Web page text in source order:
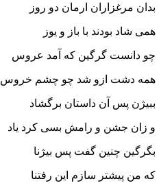
بدان مرغزاران ارمان دو روز
همى شاد بودند با باز و یوز
چو دانست گرگین که آمد عروس
همه دشت ازو شد چو چشم خروس‏
ببیژن پس آن داستان برگشاد
و زان جشن و رامش بسى کرد یاد
بگرگین چنین گفت پس بیژنا
که من پیشتر سازم این رفتنا